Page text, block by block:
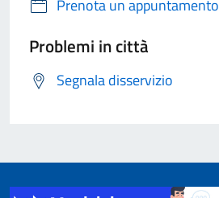
Prenota un appuntamento
Problemi in città
Segnala disservizio